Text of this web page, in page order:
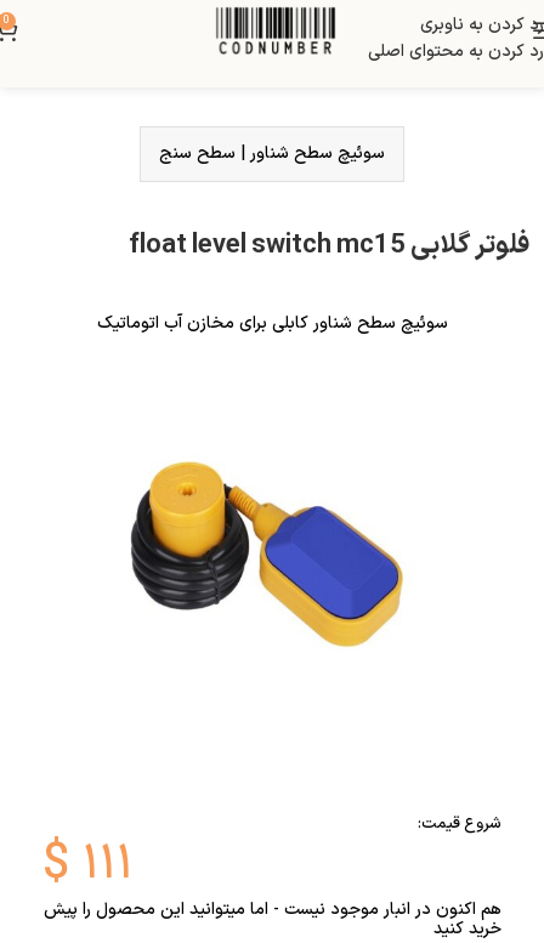
رد کردن به ناوبری
رد کردن به محتوای اصلی
0
سوئیچ سطح شناور سطح سنج
فلوتر گلابی float level switch mc15
سوئیچ سطح شناور کابلی برای مخازن آب اتوماتیک
شروع قیمت:
$ ۱۱۱
هم اکنون در انبار موجود نیست - اما میتوانید این محصول را پیش
خرید کنید